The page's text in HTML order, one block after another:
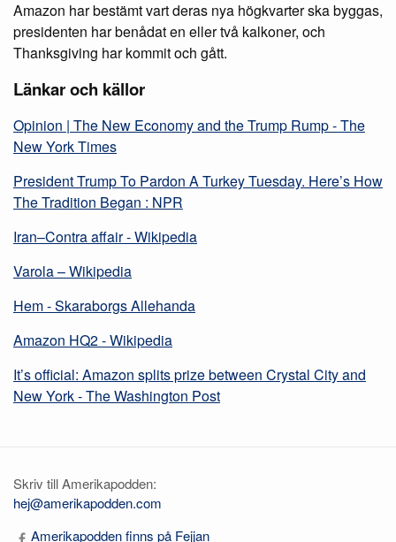
Amazon har bestämt vart deras nya högkvarter ska byggas,
presidenten har benådat en eller två kalkoner, och
Thanksgiving har kommit och gått.
Länkar och källor
Opinion | The New Economy and the Trump Rump - The
New York Times
President Trump To Pardon A Turkey Tuesday. Here’s How
The Tradition Began : NPR
Iran–Contra affair - Wikipedia
Varola – Wikipedia
Hem - Skaraborgs Allehanda
Amazon HQ2 - Wikipedia
It’s official: Amazon splits prize between Crystal City and
New York - The Washington Post
Skriv till Amerikapodden:
hej@amerikapodden.com
Amerikapodden finns på Fejjan